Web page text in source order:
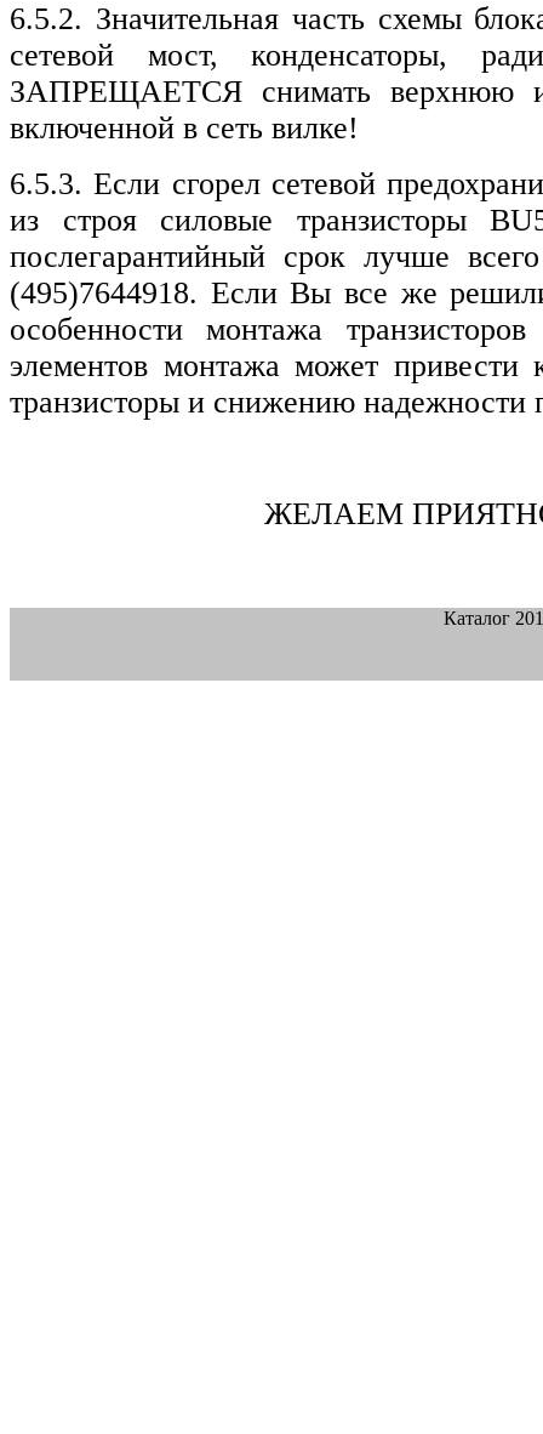
6.5.2. Значительная часть схемы
сетевой мост, конденсаторы,
ЗАПРЕЩАЕТСЯ снимать верхнюю
включенной в сеть вилке!
6.5.3. Если сгорел сетевой
из строя силовые транзисторы
послегарантийный срок лучше
(495)7644918. Если Вы все же
особенности монтажа
элементов монтажа может привести
транзисторы и снижению надежности
ЖЕЛАЕМ ПРИЯТНОЙ
Каталог